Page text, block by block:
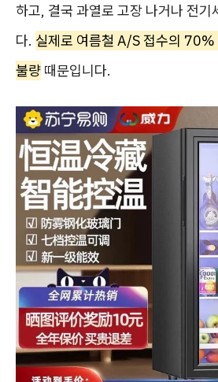
하고, 결국 과열로 고장 나거나 전기
다. 실제로 여름철 A/S 접수의 70%
불량 때문입니다.